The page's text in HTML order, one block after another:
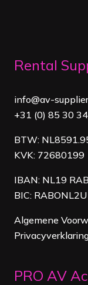
Rental
info@av-
+31 (0) 85 30
BTW:
KVK: 72680199
IBAN: NL19
BIC: RABONL2U
Algemene
PRO AV